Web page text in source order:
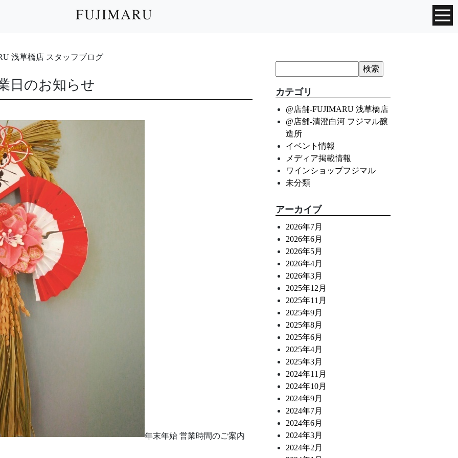
浅草橋店 スタッフブログ
日のお知らせ
年末年始 営業時間のご案内
カテゴリ
@店舗-FUJIMARU 浅草橋店
@店舗-清澄白河 フジマル醸
造所
イベント情報
メディア掲載情報
ワインショップフジマル
未分類
アーカイブ
2026年7月
2026年6月
2026年5月
2026年4月
2026年3月
2025年12月
2025年11月
2025年9月
2025年8月
2025年6月
2025年4月
2025年3月
2024年11月
2024年10月
2024年9月
2024年7月
2024年6月
2024年3月
2024年2月